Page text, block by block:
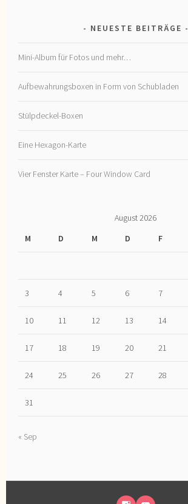
NEUESTE BEITRÄGE
Mini-Album für Fotos und mehr…
Aufbewahrungsboxen in Form von Schubladen
Stülpdeckel-Boxen
Eine Hexagon-Karte
Vier Fenster Karte – Four Window Card
August 2026
M
D M D F
3 4 5 6 7
10 11 12 13 14
17 18 19 20 21
24 25 26 27 28
31
« Sep